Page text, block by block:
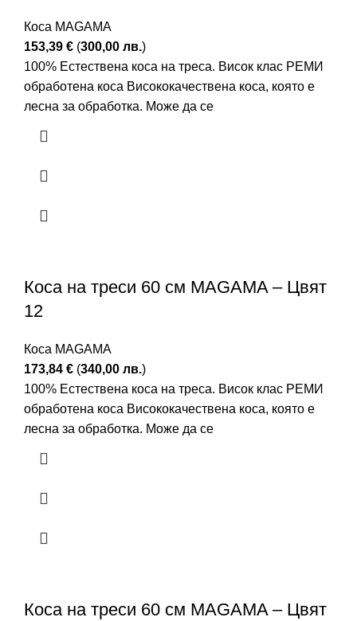
Коса MAGAMA
153,39 € (300,00 лв.)
100% Естествена коса на треса. Висок клас РЕМИ
обработена коса Висококачествена коса, която е
лесна за обработка. Може да се
Коса на треси 60 см MAGAMA – Цвят
12
Коса MAGAMA
173,84 € (340,00 лв.)
100% Естествена коса на треса. Висок клас РЕМИ
обработена коса Висококачествена коса, която е
лесна за обработка. Може да се
Коса на треси 60 см MAGAMA – Цвят